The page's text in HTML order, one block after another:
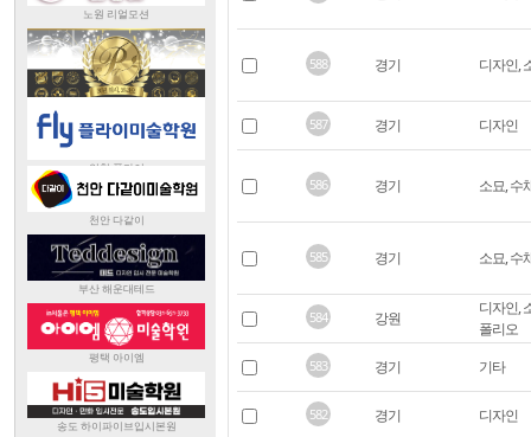
588 경기 디자인,
587 경기 디자인
586 경기 소묘, 수
585 경기 소묘, 수
584 강원
디자인,
폴리오
583 경기 기타
582 경기 디자인